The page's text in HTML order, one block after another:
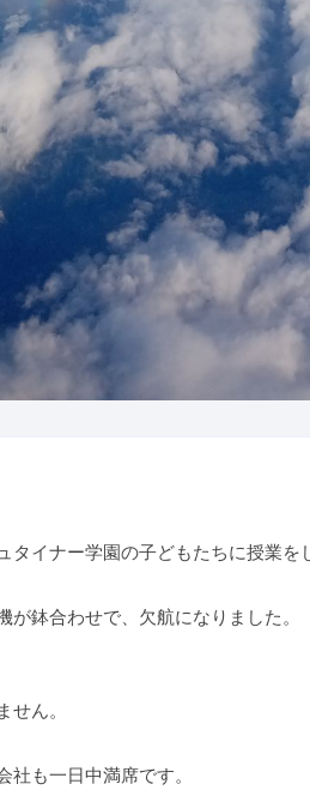
イナー学園の子どもたちに授業を
鉢合わせで、欠航になりました。
ん。
も一日中満席です。